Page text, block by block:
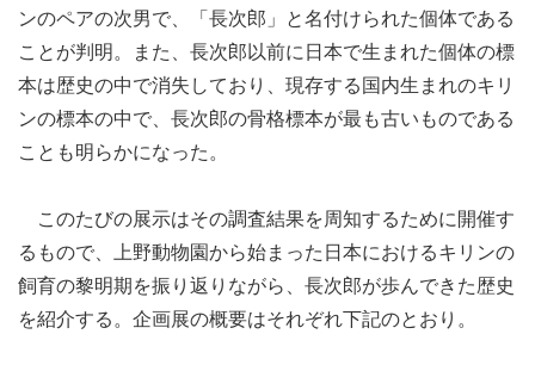
ンのペアの次男で、「長次郎」と名付けられた個体である
ことが判明。また、長次郎以前に日本で生まれた個体の標
本は歴史の中で消失しており、現存する国内生まれのキリ
ンの標本の中で、長次郎の骨格標本が最も古いものである
ことも明らかになった。
このたびの展示はその調査結果を周知するために開催す
るもので、上野動物園から始まった日本におけるキリンの
飼育の黎明期を振り返りながら、長次郎が歩んできた歴史
を紹介する。企画展の概要はそれぞれ下記のとおり。